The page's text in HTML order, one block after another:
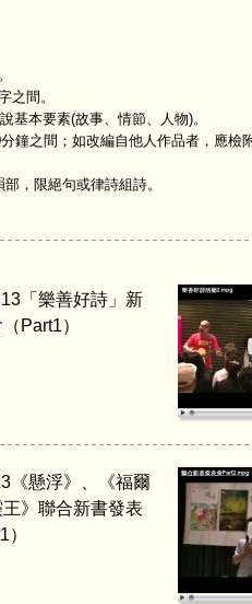
之間。
基本要素(故事、情節、人物)。
鐘之間；如改編自他人作品者，應
，限絕句或律詩組詩。
「樂善好詩」新
Part1）
《懸浮》、《福爾
王》聯合新書發表